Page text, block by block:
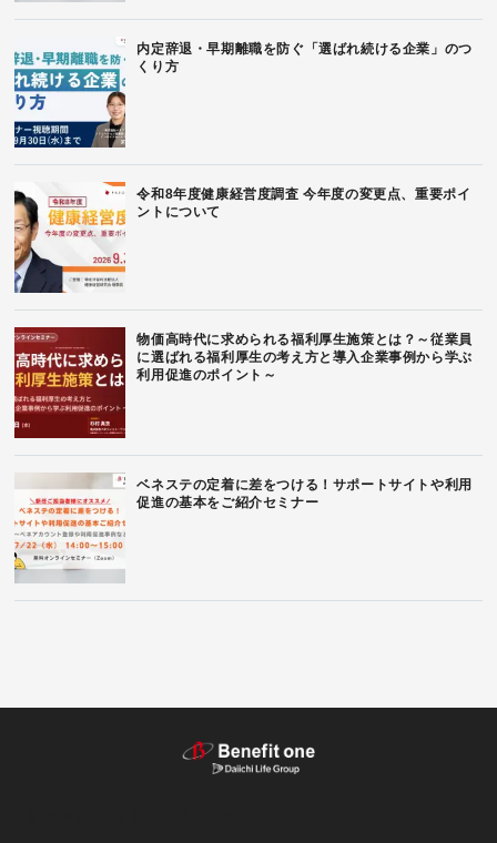
内定辞退・早期離職を防ぐ「選ばれ続ける企業」のつ
くり方
令和8年度健康経営度調査 今年度の変更点、重要ポイ
ントについて
物価高時代に求められる福利厚生施策とは？～従業員
に選ばれる福利厚生の考え方と導入企業事例から学ぶ
利用促進のポイント～
ベネステの定着に差をつける！サポートサイトや利用
促進の基本をご紹介セミナー